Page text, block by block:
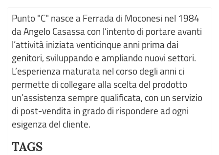
Punto "C" nasce a Ferrada di Moconesi nel 1984
da Angelo Casassa con l’intento di portare avanti
l’attività iniziata venticinque anni prima dai
genitori, sviluppando e ampliando nuovi settori.
L’esperienza maturata nel corso degli anni ci
permette di collegare alla scelta del prodotto
un’assistenza sempre qualificata, con un servizio
di post-vendita in grado di rispondere ad ogni
esigenza del cliente.
TAGS